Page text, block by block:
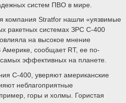
систем ПВО в мире.
компания Stratfor нашли «уязвимые
ракетных системах ЗРС С-400
на высокое мнение
сообщает RT, ее по-
эффективных на планете.
С-400, уверяют американские
неблагоприятные
горы и холмы. Гористая